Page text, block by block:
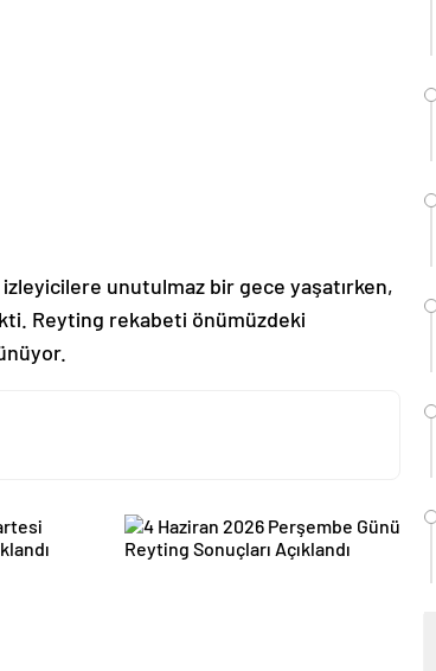
unutulmaz bir gece yaşatırken,
Reyting rekabeti önümüzdeki